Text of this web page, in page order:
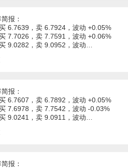
报：
6.7639，卖 6.7924，波动 +0.05%
7.7026，卖 7.7591，波动 +0.06%
9.0282，卖 9.0952，波动…
报：
6.7607，卖 6.7892，波动 +0.05%
7.6978，卖 7.7542，波动 -0.03%
9.0241，卖 9.0911，波动…
报：